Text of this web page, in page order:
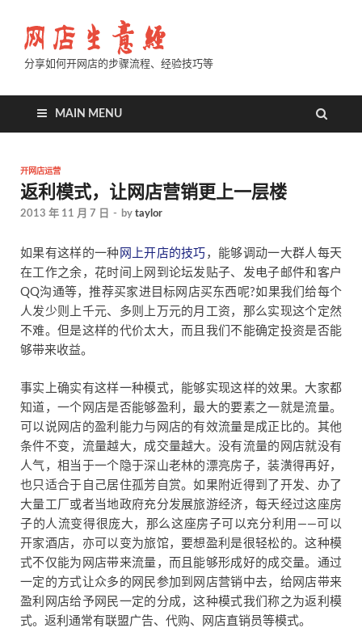
分享如何开网店的步骤流程、经验技巧等
MAIN MENU
开网店运营
返利模式，让网店营销更上一层楼
2013 年 11 月 7 日 - by taylor
如果有这样的一种 网上开店的技巧 ，能够调动一大群人每天
在工作之余，花时间上网到论坛发贴子、发电子邮件和客户
QQ沟通等，推荐买家进目标网店买东西呢?如果我们给每个
人发少则上千元、多则上万元的月工资，那么实现这个定然
不难。但是这样的代价太大，而且我们不能确定投资是否能
够带来收益。
事实上确实有这样一种模式，能够实现这样的效果。大家都
知道，一个网店是否能够盈利，最大的要素之一就是流量。
可以说网店的盈利能力与网店的有效流量是成正比的。其他
条件不变，流量越大，成交量越大。没有流量的网店就没有
人气，相当于一个隐于深山老林的漂亮房子，装潢得再好，
也只适合于自己居住孤芳自赏。如果附近得到了开发、办了
大量工厂或者当地政府充分发展旅游经济，每天经过这座房
子的人流变得很庞大，那么这座房子可以充分利用——可以
开家酒店，亦可以变为旅馆，要想盈利是很轻松的。这种模
式不仅能为网店带来流量，而且能够形成好的成交量。通过
一定的方式让众多的网民参加到网店营销中去，给网店带来
盈利网店给予网民一定的分成，这种模式我们称之为返利模
式。返利通常有联盟广告、代购、网店直销员等模式。